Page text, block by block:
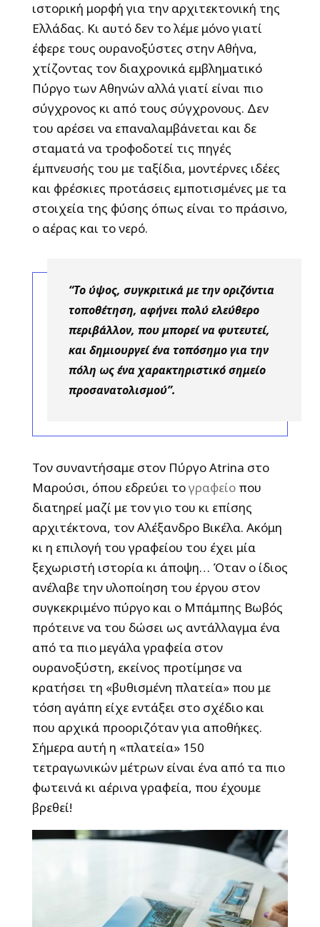
ιστορική μορφή για την αρχιτεκτονική της
Ελλάδας. Κι αυτό δεν το λέμε μόνο γιατί
έφερε τους ουρανοξύστες στην Αθήνα,
χτίζοντας τον διαχρονικά εμβληματικό
Πύργο των Αθηνών αλλά γιατί είναι πιο
σύγχρονος κι από τους σύγχρονους. Δεν
του αρέσει να επαναλαμβάνεται και δε
σταματά να τροφοδοτεί τις πηγές
έμπνευσής του με ταξίδια, μοντέρνες ιδέες
και φρέσκιες προτάσεις εμποτισμένες με τα
στοιχεία της φύσης όπως είναι το πράσινο,
ο αέρας και το νερό.
“Το ύψος, συγκριτικά με την οριζόντια
τοποθέτηση, αφήνει πολύ ελεύθερο
περιβάλλον, που μπορεί να φυτευτεί,
και δημιουργεί ένα τοπόσημο για την
πόλη ως ένα χαρακτηριστικό σημείο
προσανατολισμού”.
Τον συναντήσαμε στον Πύργο Atrina στο
Μαρούσι, όπου εδρεύει τογραφείοπου
διατηρεί μαζί με τον γιο του κι επίσης
αρχιτέκτονα, τον Αλέξανδρο Βικέλα. Ακόμη
κι η επιλογή του γραφείου του έχει μία
ξεχωριστή ιστορία κι άποψη… Όταν ο ίδιος
ανέλαβε την υλοποίηση του έργου στον
συγκεκριμένο πύργο και ο Μπάμπης Βωβός
πρότεινε να του δώσει ως αντάλλαγμα ένα
από τα πιο μεγάλα γραφεία στον
ουρανοξύστη, εκείνος προτίμησε να
κρατήσει τη «βυθισμένη πλατεία» που με
τόση αγάπη είχε εντάξει στο σχέδιο και
που αρχικά προοριζόταν για αποθήκες.
Σήμερα αυτή η «πλατεία» 150
τετραγωνικών μέτρων είναι ένα από τα πιο
φωτεινά κι αέρινα γραφεία, που έχουμε
βρεθεί!